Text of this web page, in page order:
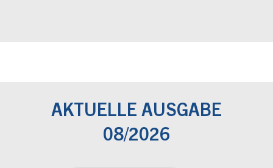
AKTUELLE AUSGABE
08/2026